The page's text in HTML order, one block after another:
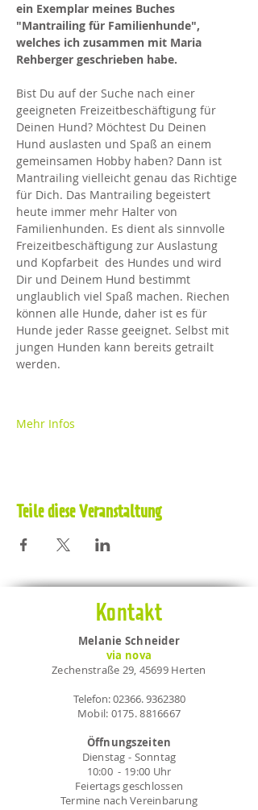
ein Exemplar meines Buches
"Mantrailing für Familienhunde",
welches ich zusammen mit Maria
Rehberger geschrieben habe.
Bist Du auf der Suche nach einer
geeigneten Freizeitbeschäftigung für
Deinen Hund? Möchtest Du Deinen
Hund auslasten und Spaß an einem
gemeinsamen Hobby haben? Dann ist
Mantrailing vielleicht genau das Richtige
für Dich. Das Mantrailing begeistert
heute immer mehr Halter von
Familienhunden. Es dient als sinnvolle
Freizeitbeschäftigung zur Auslastung
und Kopfarbeit  des Hundes und wird
Dir und Deinem Hund bestimmt
unglaublich viel Spaß machen. Riechen
können alle Hunde, daher ist es für
Hunde jeder Rasse geeignet. Selbst mit
jungen Hunden kann bereits getrailt
werden.
Mehr Infos
Teile diese Veranstaltung
Kontakt
Melanie Schneider
via nova
Zechenstraße 29, 45699 Herten
Telefon:02366. 9362380
Mobil: 0175. 8816667
Öffnungszeiten
Dienstag - Sonntag
10:00 - 19:00 Uhr
Feiertags geschlossen
Termine nach Vereinbarung